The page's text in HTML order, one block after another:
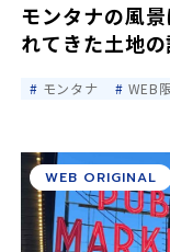
モンタナの風
れてきた土地
モンタナ WEB
WEB ORIGINAL